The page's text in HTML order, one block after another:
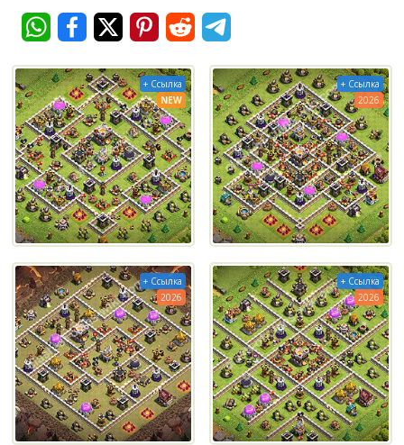
+ Ссылка
NEW
+ Ссылка
2026
+ Ссылка
2026
+ Ссылка
2026